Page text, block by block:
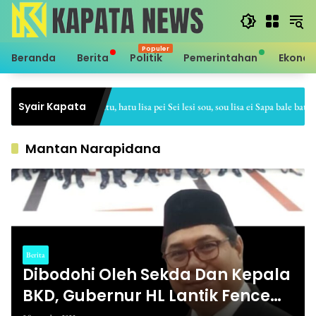
Langsung
konten
Beranda Berita Politik Pemerintahan
Syair Kapata
Sei hale hatu, hatu lisa pei Sei lesi sou, sou lisa ei Sapa bale batu,
Mantan Narapidana
Berita
Dibodohi Oleh Sekda Dan Kepala
BKD, Gubernur HL Lantik Fence